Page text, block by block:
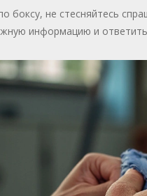
боксу, не стесняйтесь
информацию и